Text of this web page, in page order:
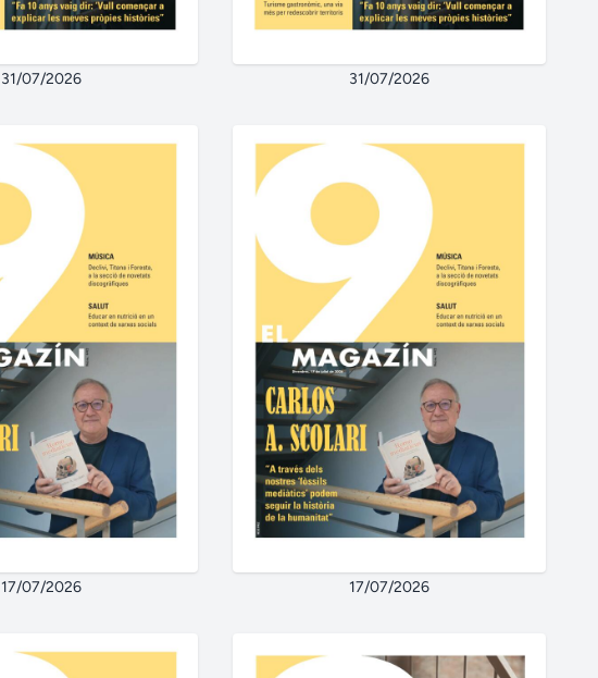
31/07/2026 31/07/2026
17/07/2026 17/07/2026